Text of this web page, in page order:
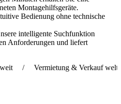
Montagehilfsgeräte.
Bedienung ohne technische
intelligente Suchfunktion
Anforderungen und liefert
& Verkauf weltweit /